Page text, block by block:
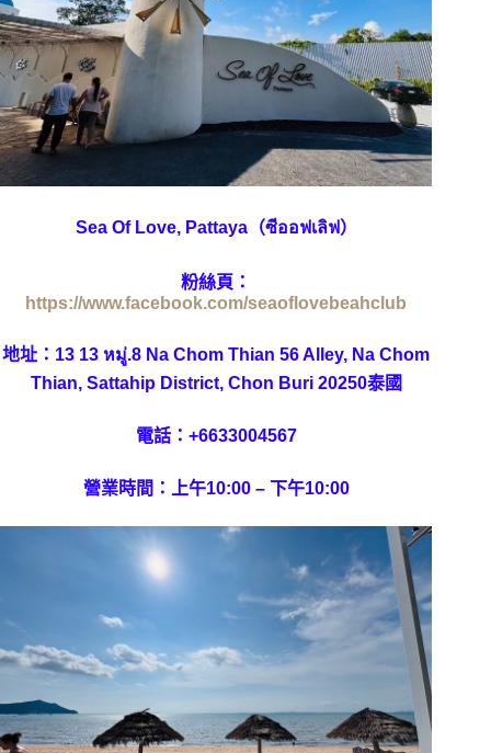
Sea Of Love, Pattaya（ซีออฟเลิฟ）
粉絲頁：
https://www.facebook.com/seaoflovebeahclub
地址：13 13 หมู่.8 Na Chom Thian 56 Alley, Na Chom
Thian, Sattahip District, Chon Buri 20250泰國
電話：+6633004567
營業時間：上午10:00 – 下午10:00